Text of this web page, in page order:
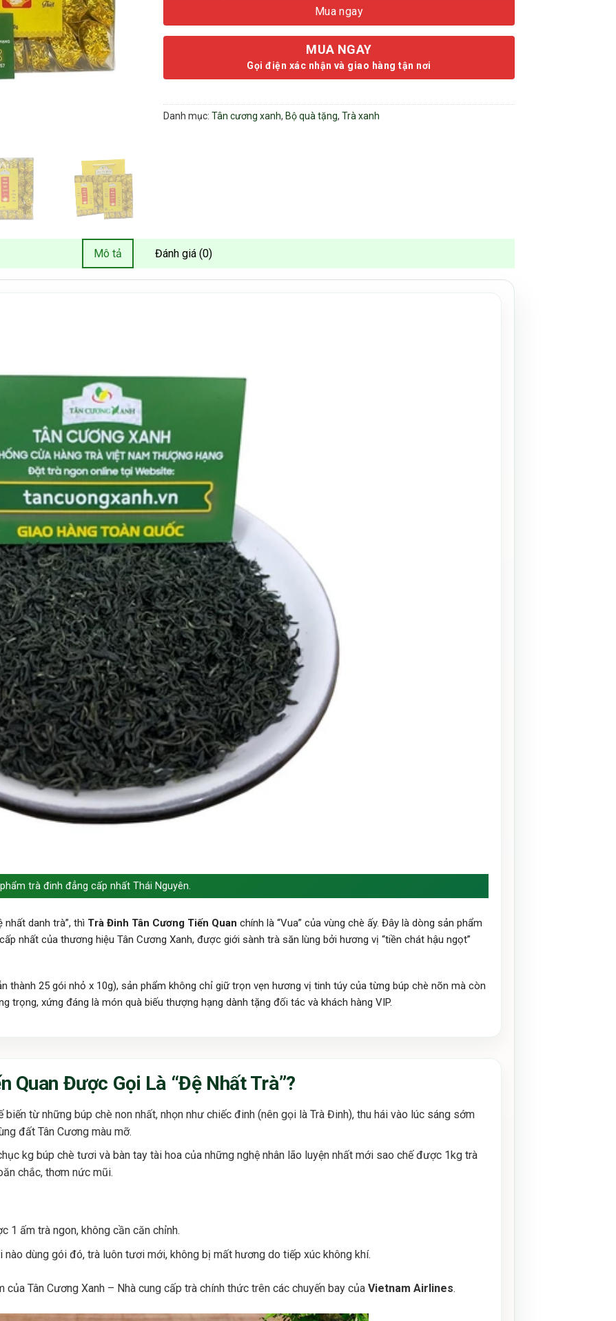
Mua ngay
MUA NGAY
Gọi điện xác nhận và giao hàng tận nơi
Danh mục: Tân cương xanh, Bộ quà tặng, Trà xanh
Mô tả Đánh giá (0)
trà đinh đẳng cấp nhất Thái Nguyên.
nhất danh trà”, thì Trà Đinh Tân Cương Tiến Quan chính là “Vua” của vùng chè ấy. Đây là dòng sản phẩm
nhất của thương hiệu Tân Cương Xanh, được giới sành trà săn lùng bởi hương vị “tiền chát hậu ngọt”
thành 25 gói nhỏ x 10g), sản phẩm không chỉ giữ trọn vẹn hương vị tinh túy của từng búp chè nõn mà còn
trọng, xứng đáng là món quà biếu thượng hạng dành tặng đối tác và khách hàng VIP.
Quan Được Gọi Là “Đệ Nhất Trà”?
biến từ những búp chè non nhất, nhọn như chiếc đinh (nên gọi là Trà Đinh), thu hái vào lúc sáng sớm
đất Tân Cương màu mỡ.
kg búp chè tươi và bàn tay tài hoa của những nghệ nhân lão luyện nhất mới sao chế được 1kg trà
chắc, thơm nức mũi.
1 ấm trà ngon, không cần căn chỉnh.
nào dùng gói đó, trà luôn tươi mới, không bị mất hương do tiếp xúc không khí.
của Tân Cương Xanh – Nhà cung cấp trà chính thức trên các chuyến bay của Vietnam Airlines.